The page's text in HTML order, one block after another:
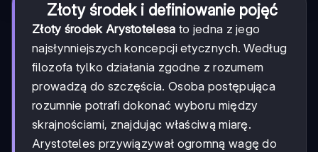
Złoty środek i definiowanie pojęć
Złoty środek Arystotelesa to jedna z jego
najsłynniejszych koncepcji etycznych. Według
filozofa tylko działania zgodne z rozumem
prowadzą do szczęścia. Osoba postępująca
rozumnie potrafi dokonać wyboru między
skrajnościami, znajdując właściwą miarę.
Arystoteles przywiązywał ogromną wagę do